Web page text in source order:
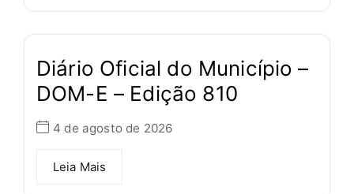
Diário Oficial do Município –
DOM-E – Edição 810
4 de agosto de 2026
Leia Mais